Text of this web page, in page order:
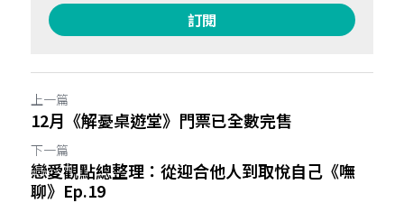
訂閱
上一篇
12月《解憂桌遊堂》門票已全數完售
下一篇
戀愛觀點總整理：從迎合他人到取悅自己《嘸
聊》Ep.19